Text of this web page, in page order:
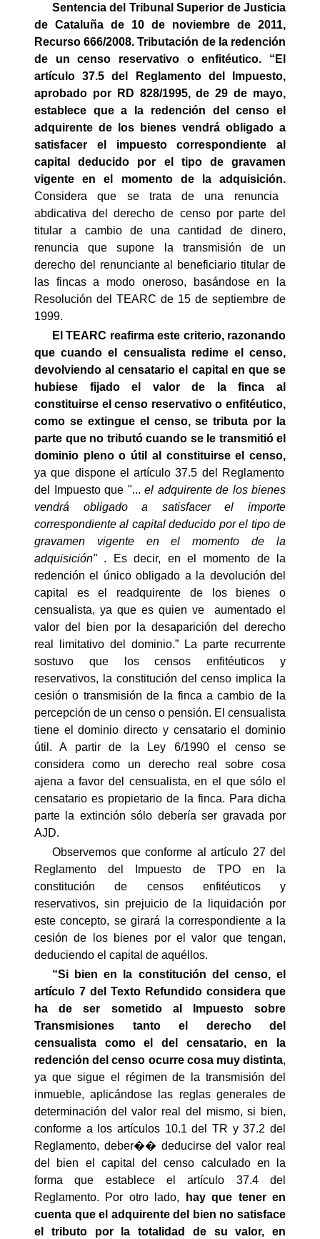
Sentencia del Tribunal Superior de Justicia
de Cataluña de 10 de noviembre de 2011,
Recurso 666/2008. Tributación de la redención
de un censo reservativo o enfitéutico. “ El
artículo 37.5 del Reglamento del Impuesto,
aprobado por RD 828/1995, de 29 de mayo,
establece que a la redención del censo el
adquirente de los bienes vendrá obligado a
satisfacer el impuesto correspondiente al
capital deducido por el tipo de gravamen
vigente en el momento de la adquisición.
Considera que se trata de una renuncia
abdicativa del derecho de censo por parte del
titular a cambio de una cantidad de dinero,
renuncia que supone la transmisión de un
derecho del renunciante al beneficiario titular de
las fincas a modo oneroso, basándose en la
Resolución del TEARC de 15 de septiembre de
1999.
El TEARC reafirma este criterio, razonando
que cuando el censualista redime el censo,
devolviendo al censatario el capital en que se
hubiese fijado el valor de la finca al
constituirse el censo reservativo o enfitéutico,
como se extingue el censo, se tributa por la
parte que no tributó cuando se le transmitió el
dominio pleno o útil al constituirse el censo,
ya que dispone el artículo 37.5 del Reglamento
del Impuesto que "... el adquirente de los bienes
vendrá obligado a satisfacer el importe
correspondiente al capital deducido por el tipo de
gravamen vigente en el momento de la
adquisición" . Es decir, en el momento de la
redención el único obligado a la devolución del
capital es el readquirente de los bienes o
censualista, ya que es quien ve
aumentado el
valor del bien por la desaparición del derecho
real limitativo del dominio.” La parte recurrente
sostuvo que los censos enfitéuticos y
reservativos, la constitución del censo implica la
cesión o transmisión de la finca a cambio de la
percepción de un censo o pensión. El censualista
tiene el dominio directo y censatario el dominio
útil. A partir de la Ley 6/1990 el censo se
considera como un derecho real sobre cosa
ajena a favor del censualista, en el que sólo el
censatario es propietario de la finca. Para dicha
parte la extinción sólo debería ser gravada por
AJD.
Observemos que conforme al artículo 27 del
Reglamento del Impuesto de TPO en la
constitución de censos enfitéuticos y
reservativos, sin prejuicio de la liquidación por
este concepto, se girará la correspondiente a la
cesión de los bienes por el valor que tengan,
deduciendo el capital de aquéllos.
“Si bien en la constitución del censo, el
artículo 7 del Texto Refundido considera que
ha de ser sometido al Impuesto sobre
Transmisiones tanto el derecho del
censualista como el del censatario, en la
redención del censo ocurre cosa muy distinta,
ya que sigue el régimen de la transmisión del
inmueble, aplicándose las reglas generales de
determinación del valor real del mismo, si bien,
conforme a los artículos 10.1 del TR y 37.2 del
Reglamento, deber�� deducirse del valor real
del bien el capital del censo calculado en la
forma que establece el artículo 37.4 del
Reglamento. Por otro lado,
hay que tener en
cuenta que el adquirente del bien no satisface
el tributo por la totalidad de su valor, en